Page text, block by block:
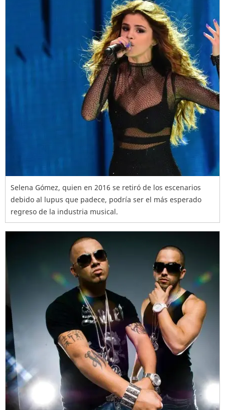
Selena Gómez, quien en 2016 se retiró de los escenarios
debido al lupus que padece, podría ser el más esperado
regreso de la industria musical.